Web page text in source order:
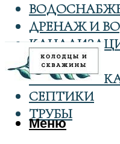
ДРЕНАЖ И
КОЛОДЦЫ
СЕПТИКИ
ТРУБЫ
Меню